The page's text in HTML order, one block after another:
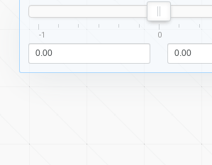
-1 0